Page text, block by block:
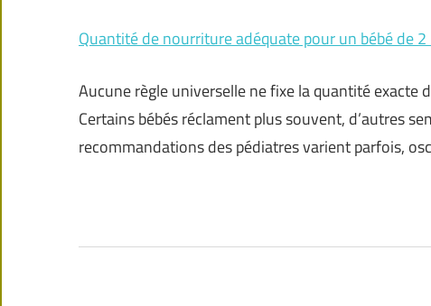
Quantité de nourriture adéquate pour un bébé de
Aucune règle universelle ne fixe la quantité exacte
Certains bébés réclament plus souvent, d’autres
recommandations des pédiatres varient parfois,